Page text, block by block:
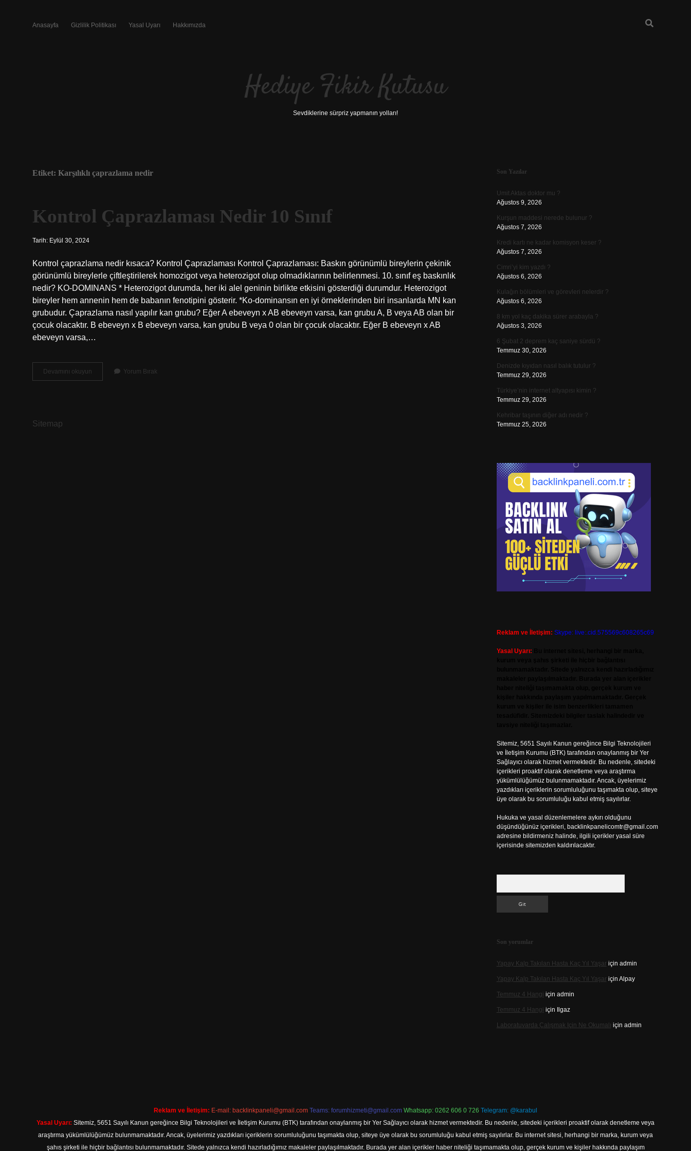
Anasayfa Gizlilik Politikası Yasal Uyarı Hakkımızda
Hediye Fikir Kutusu
Sevdiklerine sürpriz yapmanın yolları!
Etiket: Karşılıklı çaprazlama nedir
Kontrol Çaprazlaması Nedir 10 Sınıf
Tarih: Eylül 30, 2024
Kontrol çaprazlama nedir kısaca? Kontrol Çaprazlaması Kontrol Çaprazlaması: Baskın görünümlü bireylerin çekinik
görünümlü bireylerle çiftleştirilerek homozigot veya heterozigot olup olmadıklarının belirlenmesi. 10. sınıf eş baskınlık
nedir? KO-DOMINANS * Heterozigot durumda, her iki alel geninin birlikte etkisini gösterdiği durumdur. Heterozigot
bireyler hem annenin hem de babanın fenotipini gösterir. *Ko-dominansın en iyi örneklerinden biri insanlarda MN kan
grubudur. Çaprazlama nasıl yapılır kan grubu? Eğer A ebeveyn x AB ebeveyn varsa, kan grubu A, B veya AB olan bir
çocuk olacaktır. B ebeveyn x B ebeveyn varsa, kan grubu B veya 0 olan bir çocuk olacaktır. Eğer B ebeveyn x AB
ebeveyn varsa,…
Devamını okuyun
Çaprazlaması
Yorum Bırak
Sitemap
Sidebar
Son Yazılar
Umit Aktas doktor mu ?
Ağustos 9, 2026
Kurşun maddesi nerede bulunur ?
Ağustos 7, 2026
Kredi kartı ne kadar komisyon keser ?
Ağustos 7, 2026
Cimri’yi kim yazdı ?
Ağustos 6, 2026
Kulağın bölümleri ve görevleri nelerdir ?
Ağustos 6, 2026
8 km yol kaç dakika sürer arabayla ?
Ağustos 3, 2026
6 Şubat 2 deprem kaç saniye sürdü ?
Temmuz 30, 2026
Denizde kıyıdan nasıl balık tutulur ?
Temmuz 29, 2026
Türkiye’nin internet altyapısı kimin ?
Temmuz 29, 2026
Kehribar taşının diğer adı nedir ?
Temmuz 25, 2026
Reklam ve İletişim: Skype: live:.cid.575569c608265c69
Yasal Uyarı:
Sitemiz, 5651 Sayılı Kanun gereğince Bilgi Teknolojileri
ve İletişim Kurumu (BTK) tarafından onaylanmış bir Yer
Sağlayıcı olarak hizmet vermektedir. Bu nedenle, sitedeki
içerikleri proaktif olarak denetleme veya araştırma
yükümlülüğümüz bulunmamaktadır. Ancak, üyelerimiz
yazdıkları içeriklerin sorumluluğunu taşımakta olup, siteye
üye olarak bu sorumluluğu kabul etmiş sayılırlar.
Hukuka ve yasal düzenlemelere aykırı olduğunu
düşündüğünüz içerikleri, backlinkpanelicomtr@gmail.com
adresine bildirmeniz halinde, ilgili içerikler yasal süre
içerisinde sitemizden kaldırılacaktır.
Son yorumlar
Yapay Kalp Takılan Hasta Kaç Yıl Yaşariçin admin
Yapay Kalp Takılan Hasta Kaç Yıl Yaşariçin Alpay
Temmuz 4 Hangi için admin
Temmuz 4 Hangi için Ilgaz
Laboratuvarda Çalışmak Için Ne Okumalı için admin
Reklam ve İletişim: E-mail: backlinkpaneli@gmail.com Teams: forumhizmeti@gmail.com Whatsapp: 0262 606 0 726 Telegram: @karabul
Yasal Uyarı: Sitemiz, 5651 Sayılı Kanun gereğince Bilgi Teknolojileri ve İletişim Kurumu (BTK) tarafından onaylanmış bir Yer Sağlayıcı olarak hizmet vermektedir. Bu nedenle, sitedeki içerikleri proaktif olarak denetleme veya
araştırma yükümlülüğümüz bulunmamaktadır. Ancak, üyelerimiz yazdıkları içeriklerin sorumluluğunu taşımakta olup, siteye üye olarak bu sorumluluğu kabul etmiş sayılırlar. Bu internet sitesi, herhangi bir marka, kurum veya
şahıs şirketi ile hiçbir bağlantısı bulunmamaktadır. Sitede yalnızca kendi hazırladığımız makaleler paylaşılmaktadır. Burada yer alan içerikler haber niteliği taşımamakta olup, gerçek kurum ve kişiler hakkında paylaşım